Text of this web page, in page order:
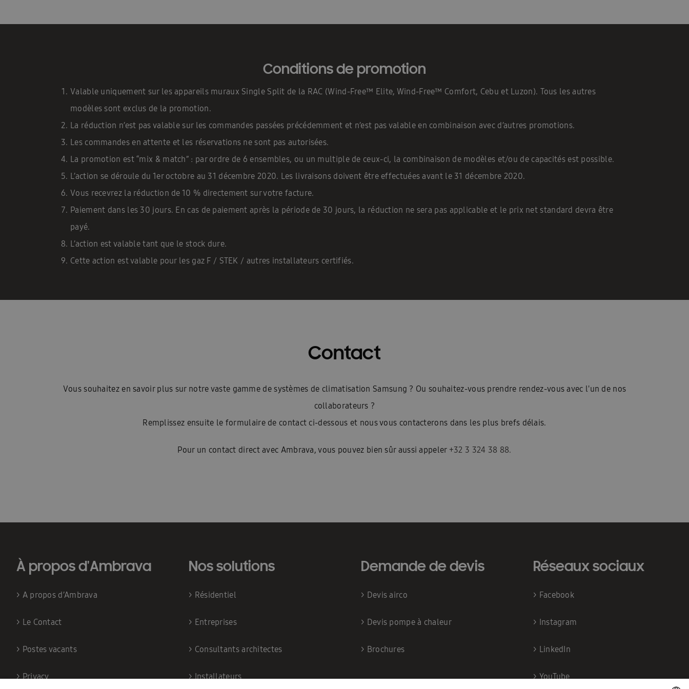
Conditions de promotion
Valable uniquement sur les appareils muraux Single Split de la RAC (Wind-Free™ Elite, Wind-Free™ Comfort, Cebu et Luzon). Tous les autres
modèles sont exclus de la promotion.
La réduction n’est pas valable sur les commandes passées précédemment et n’est pas valable en combinaison avec d’autres promotions.
Les commandes en attente et les réservations ne sont pas autorisées.
La promotion est “mix & match” : par ordre de 6 ensembles, ou un multiple de ceux-ci, la combinaison de modèles et/ou de capacités est possible.
L’action se déroule du 1er octobre au 31 décembre 2020. Les livraisons doivent être effectuées avant le 31 décembre 2020.
Vous recevrez la réduction de 10 % directement sur votre facture.
Paiement dans les 30 jours. En cas de paiement après la période de 30 jours, la réduction ne sera pas applicable et le prix net standard devra être
payé.
L’action est valable tant que le stock dure.
Cette action est valable pour les gaz F / STEK / autres installateurs certifiés.
Contact
Vous souhaitez en savoir plus sur notre vaste gamme de systèmes de climatisation Samsung ? Ou souhaitez-vous prendre rendez-vous avec l'un de nos
collaborateurs ?
Remplissez ensuite le formulaire de contact ci-dessous et nous vous contacterons dans les plus brefs délais.
Pour un contact direct avec Ambrava, vous pouvez bien sûr aussi appeler +32 3 324 38 88.
À propos d'Ambrava
> A propos d’Ambrava
> Le Contact
> Postes vacants
>Privacy
Nos solutions
> Résidentiel
> Entreprises
> Consultants architectes
>Installateurs
Demande de devis
> Devis airco
> Devis pompe à chaleur
> Brochures
Réseaux sociaux
> Facebook
> Instagram
> LinkedIn
>YouTube